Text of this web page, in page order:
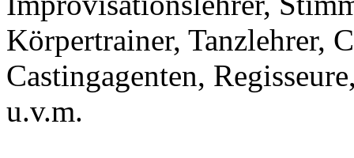
Körpertrainer, Tanzlehrer,
Castingagenten,
u.v.m.